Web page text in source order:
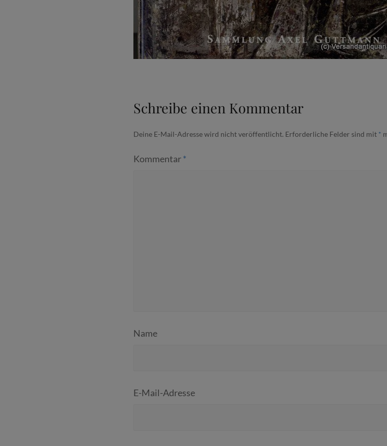
Schreibe einen Kommentar
Deine E-Mail-Adresse wird nicht veröffentlicht. Erforderliche Felder sind mit *
Kommentar*
Name
E-Mail-Adresse